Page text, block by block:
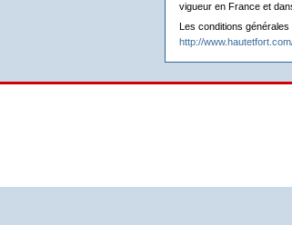
vigueur en France et
Les conditions
http://